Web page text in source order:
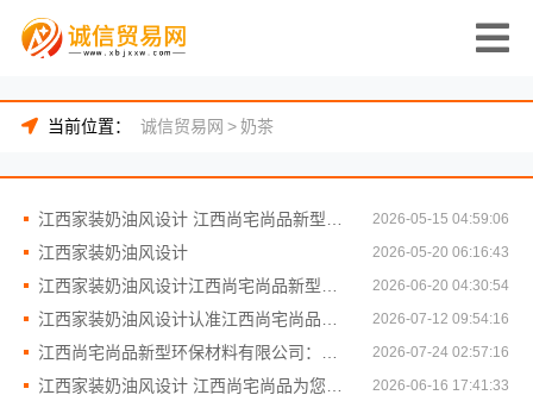
当前位置： 诚信贸易网 >奶茶
2026-05-15 04:59:06
江西家装奶油风设计 2026-05-20 06:16:43
2026-06-20 04:30:54
2026-07-12 09:54:16
2026-07-24 02:57:16
2026-06-16 17:41:33